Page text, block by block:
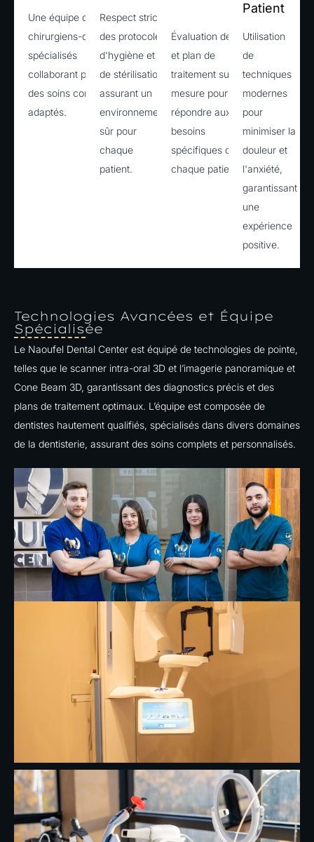
Une équipe de
chirurgiens-dentistes
spécialisés
collaborant pour offrir
des soins complets et
adaptés.
Respect strict
des protocoles
d'hygiène et
de stérilisation,
assurant un
environnement
sûr pour
chaque
patient.
Évaluation détaillée
et plan de
traitement sur
mesure pour
répondre aux
besoins
spécifiques de
chaque patient.
Patient ​
Utilisation
de
techniques
modernes
pour
minimiser la
douleur et
l'anxiété,
garantissant
une
expérience
positive.
Technologies Avancées et Équipe
Spécialisée
Le Naoufel Dental Center est équipé de technologies de pointe,
telles que le scanner intra-oral 3D et l’imagerie panoramique et
Cone Beam 3D, garantissant des diagnostics précis et des
plans de traitement optimaux. L’équipe est composée de
dentistes hautement qualifiés, spécialisés dans divers domaines
de la dentisterie, assurant des soins complets et personnalisés.